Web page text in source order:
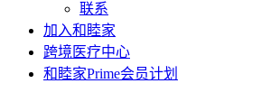
联系
加入和睦家
跨境医疗中心
和睦家Prime会员计划